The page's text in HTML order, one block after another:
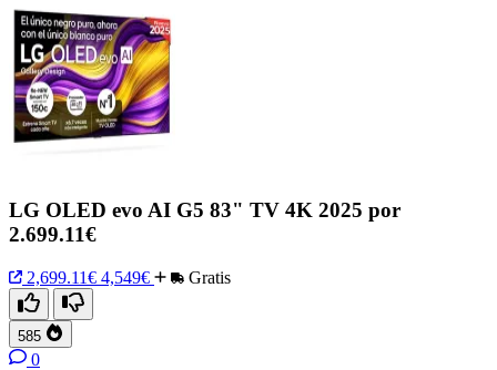
LG OLED evo AI G5 83" TV 4K 2025 por
2.699.11€
2,699.11€ 4,549€ Gratis
585
0